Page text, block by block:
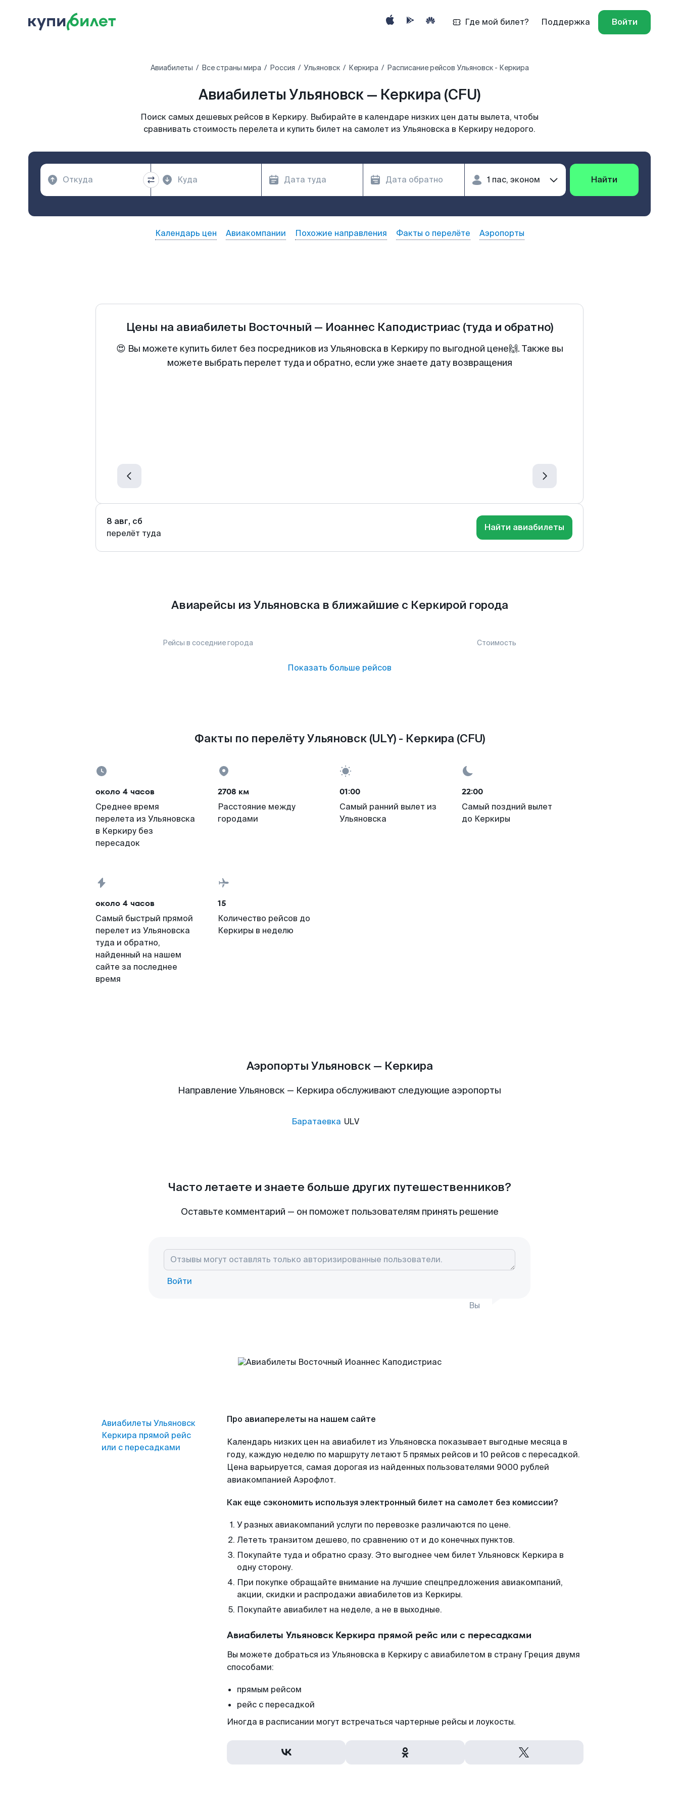
Где мой билет? Поддержка Войти
Авиабилеты Все страны мира Россия Ульяновск Керкира Расписание рейсов Ульяновск - Керкира
Авиабилеты Ульяновск — Керкира (CFU)
Поиск самых дешевых рейсов в Керкиру. Выбирайте в календаре низких цен даты вылета, чтобы
сравнивать стоимость перелета и купить билет на самолет из Ульяновска в Керкиру недорого.
Найти
Календарь цен Авиакомпании Похожие направления Факты о перелёте Аэропорты
Цены на авиабилеты Восточный — Иоаннес Каподистриас (туда и обратно)
😍 Вы можете купить билет без посредников из Ульяновска в Керкиру по выгодной цене🙌. Также вы
можете выбрать перелет туда и обратно, если уже знаете дату возвращения
8 авг, сб
перелёт туда
Найти авиабилеты
Авиарейсы из Ульяновска в ближайшие с Керкирой города
Рейсы в соседние города Стоимость
Показать больше рейсов
Факты по перелёту Ульяновск (ULY) - Керкира (CFU)
около 4 часов
Среднее время
перелета из Ульяновска
в Керкиру без
пересадок
2708 км
Расстояние между
городами
01:00
Самый ранний вылет из
Ульяновска
22:00
Самый поздний вылет
до Керкиры
около 4 часов
Самый быстрый прямой
перелет из Ульяновска
туда и обратно,
найденный на нашем
сайте за последнее
время
15
Количество рейсов до
Керкиры в неделю
Аэропорты Ульяновск — Керкира
Направление Ульяновск — Керкира обслуживают следующие аэропорты
Баратаевка ULV
Часто летаете и знаете больше других путешественников?
Оставьте комментарий — он поможет пользователям принять решение
Войти
Вы
Авиабилеты Ульяновск
Керкира прямой рейс
или с пересадками
Про авиаперелеты на нашем сайте
Календарь низких цен на авиабилет из Ульяновска показывает выгодные месяца в
году, каждую неделю по маршруту летают 5 прямых рейсов и 10 рейсов с пересадкой.
Цена варьируется, самая дорогая из найденных пользователями 9000 рублей
авиакомпанией Аэрофлот.
Как еще сэкономить используя электронный билет на самолет без комиссии?
У разных авиакомпаний услуги по перевозке различаются по цене.
Лететь транзитом дешево, по сравнению от и до конечных пунктов.
Покупайте туда и обратно сразу. Это выгоднее чем билет Ульяновск Керкира в
одну сторону.
При покупке обращайте внимание на лучшие спецпредложения авиакомпаний,
акции, скидки и распродажи авиабилетов из Керкиры.
Покупайте авиабилет на неделе, а не в выходные.
Авиабилеты Ульяновск Керкира прямой рейс или с пересадками
Вы можете добраться из Ульяновска в Керкиру с авиабилетом в страну Греция двумя
способами:
прямым рейсом
рейс с пересадкой
Иногда в расписании могут встречаться чартерные рейсы и лоукосты.